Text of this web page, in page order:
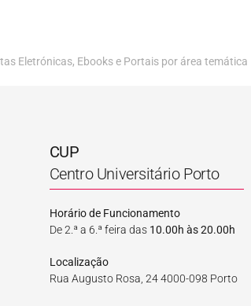
Eletrónicas, Ebooks e Portais por área temática
CUP
Centro Universitário Porto
Horário de Funcionamento
De 2.ª a 6.ª feira das 10.00h às 20.00h
Localização
Rua Augusto Rosa, 24 4000-098 Porto